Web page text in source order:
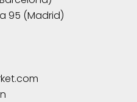
95 (Madrid)